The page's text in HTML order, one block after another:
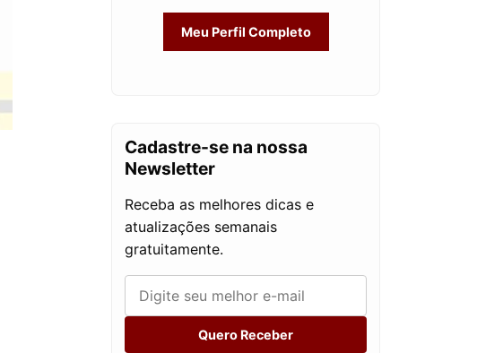
Meu Perfil Completo
Cadastre-se na nossa
Newsletter
Receba as melhores dicas e
atualizações semanais
gratuitamente.
Quero Receber